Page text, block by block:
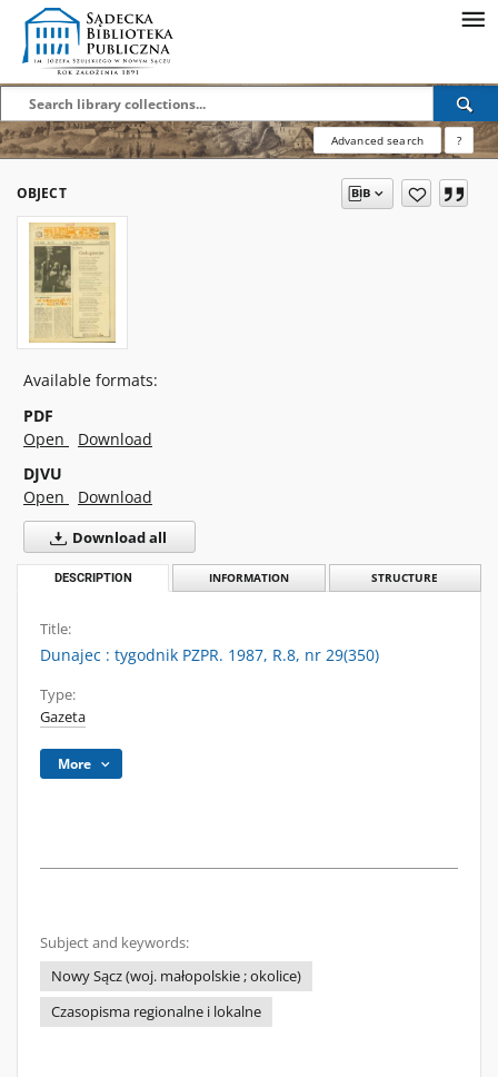
Advanced search ?
OBJECT
Available formats:
PDF
Open
Download
DJVU
Open
Download
Download all
DESCRIPTION INFORMATION STRUCTURE
Title:
Dunajec : tygodnik PZPR. 1987, R.8, nr 29(350)
Type:
Gazeta
More
Subject and keywords:
Nowy Sącz (woj. małopolskie ; okolice)
Czasopisma regionalne i lokalne